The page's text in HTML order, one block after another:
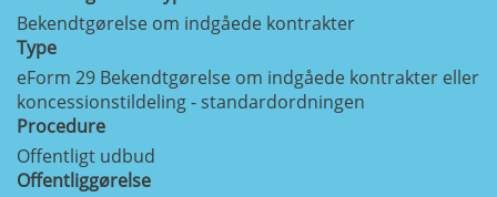
Bekendtgørelse om indgåede kontrakter
Type
eForm 29 Bekendtgørelse om indgåede kontrakter eller
koncessionstildeling - standardordningen
Procedure
Offentligt udbud
Offentliggørelse